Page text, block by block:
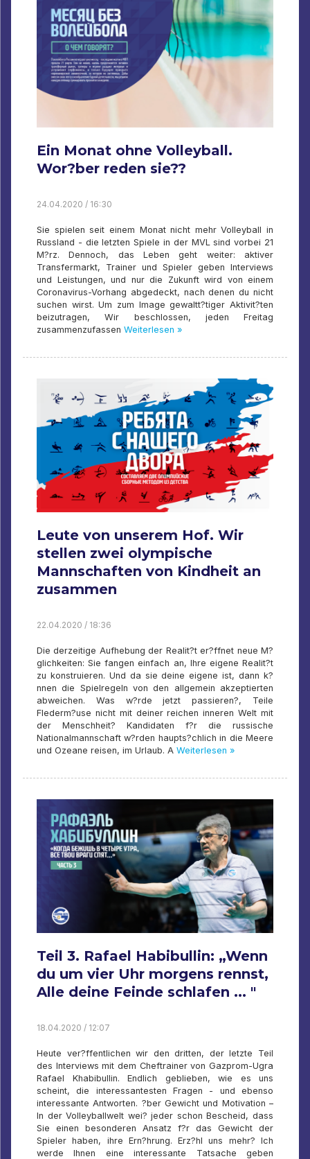
Ein Monat ohne Volleyball.
Wor?ber reden sie??
24.04.2020 / 16:30
Sie spielen seit einem Monat nicht mehr Volleyball in
Russland - die letzten Spiele in der MVL sind vorbei 21
M?rz. Dennoch, das Leben geht weiter: aktiver
Transfermarkt, Trainer und Spieler geben Interviews
und Leistungen, und nur die Zukunft wird von einem
Coronavirus-Vorhang abgedeckt, nach denen du nicht
suchen wirst. Um zum Image gewaltt?tiger Aktivit?ten
beizutragen, Wir beschlossen, jeden Freitag
zusammenzufassen Weiterlesen »
Leute von unserem Hof. Wir
stellen zwei olympische
Mannschaften von Kindheit an
zusammen
22.04.2020 / 18:36
Die derzeitige Aufhebung der Realit?t er?ffnet neue M?
glichkeiten: Sie fangen einfach an, Ihre eigene Realit?t
zu konstruieren. Und da sie deine eigene ist, dann k?
nnen die Spielregeln von den allgemein akzeptierten
abweichen. Was w?rde jetzt passieren?, Teile
Flederm?use nicht mit deiner reichen inneren Welt mit
der Menschheit? Kandidaten f?r die russische
Nationalmannschaft w?rden haupts?chlich in die Meere
und Ozeane reisen, im Urlaub. A Weiterlesen »
Teil 3. Rafael Habibullin: „Wenn
du um vier Uhr morgens rennst,
Alle deine Feinde schlafen ... "
18.04.2020 / 12:07
Heute ver?ffentlichen wir den dritten, der letzte Teil
des Interviews mit dem Cheftrainer von Gazprom-Ugra
Rafael Khabibullin. Endlich geblieben, wie es uns
scheint, die interessantesten Fragen - und ebenso
interessante Antworten. ?ber Gewicht und Motivation –
In der Volleyballwelt wei? jeder schon Bescheid, dass
Sie einen besonderen Ansatz f?r das Gewicht der
Spieler haben, ihre Ern?hrung. Erz?hl uns mehr? Ich
werde Ihnen eine interessante Tatsache geben